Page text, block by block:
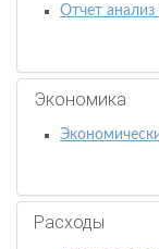
Отчет
Экономика
Расходы